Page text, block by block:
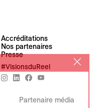
Accréditations
Nos partenaires
Presse
#VisionsduReel
Partenaire média